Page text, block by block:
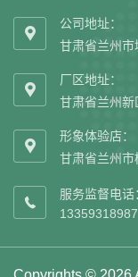

公司地址：
甘肃省兰州

厂区地址：
甘肃省兰州

形象体验店：
甘肃省兰州

服务监督电话
13359318987